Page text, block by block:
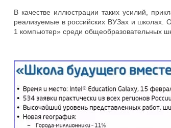
В качестве иллюстрации таких усилий,
реализуемые в российских ВУЗах и школах.
1 компьютер» среди общеобразовательных